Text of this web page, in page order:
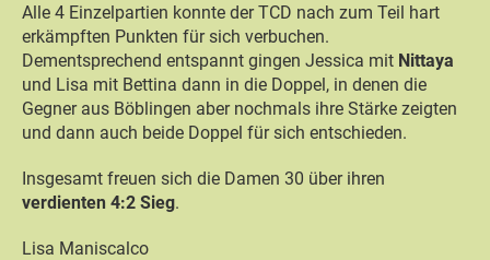
Alle 4 Einzelpartien konnte der TCD nach zum Teil hart
erkämpften Punkten für sich verbuchen.
Dementsprechend entspannt gingen Jessica mit Nittaya
und Lisa mit Bettina dann in die Doppel, in denen die
Gegner aus Böblingen aber nochmals ihre Stärke zeigten
und dann auch beide Doppel für sich entschieden.
Insgesamt freuen sich die Damen 30 über ihren
verdienten 4:2 Sieg.
Lisa Maniscalco